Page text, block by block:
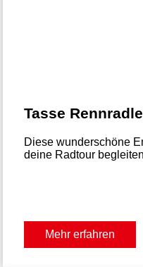
Tasse
Diese wunderschöne
deine Radtour
Mehr erfahren